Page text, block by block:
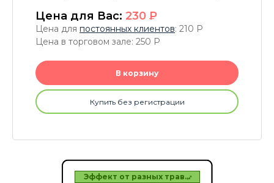
Цена для Вас: 230 P
Цена для постоянных клиентов: 210 P
Цена в торговом зале: 250 P
В корзину
Купить без регистрации
Эффект от разных трав…